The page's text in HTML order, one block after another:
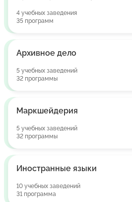
4 учебных заведения
35 программ
Архивное дело
5 учебных заведений
32 программы
Маркшейдерия
5 учебных заведений
32 программы
Иностранные языки
10 учебных заведений
31 программа